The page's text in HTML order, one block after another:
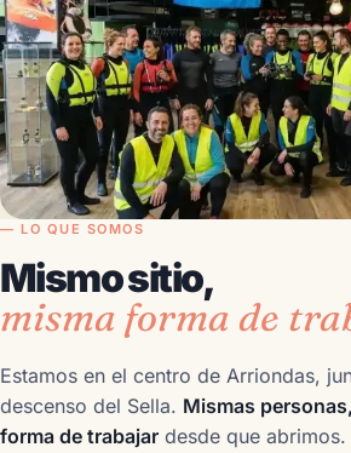
— LO QUE SOMOS
Mismo sitio,
misma forma de
Estamos en el centro de Arriondas,
descenso del Sella. Mismas
forma de trabajar desde que